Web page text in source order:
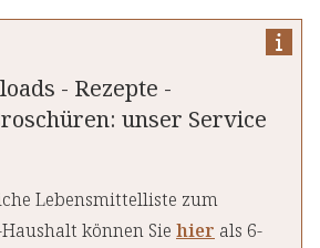
- Rezepte -
unser Service
Lebensmittelliste zum
Haushalt können Sie hier als 6-